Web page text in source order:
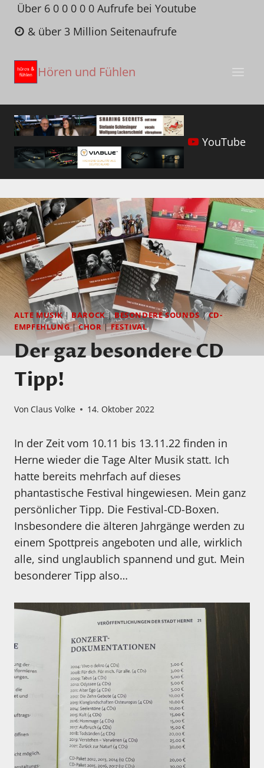
Zum
Inhalt
springen
Über 6 0 0 0 0 0 Aufrufe bei Youtube
& über 3 Million Seitenaufrufe
Hören und Fühlen
YouTube
ALTE MUSIK|BAROCK|BESONDERE SOUNDS|CD-
EMPFEHLUNG|CHOR|FESTIVAL
Der gaz besondere CD
Tipp!
Von Claus Volke 14. Oktober 2022
In der Zeit vom 10.11 bis 13.11.22 finden in
Herne wieder die Tage Alter Musik statt. Ich
hatte bereits mehrfach auf dieses
phantastische Festival hingewiesen. Mein ganz
persönlicher Tipp. Die Festival-CD-Boxen.
Insbesondere die älteren Jahrgänge werden zu
einem Spottpreis angeboten und alle, wirklich
alle, sind unglaublich spannend und gut. Mein
besonderer Tipp also…